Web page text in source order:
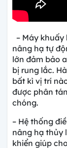
– Máy
nâng hạ tự
lớn đảm bảo
bị rung lắc.
bất kì vị trí
được phân
chóng.
– Hệ thống
nâng hạ thủy
khiển giúp